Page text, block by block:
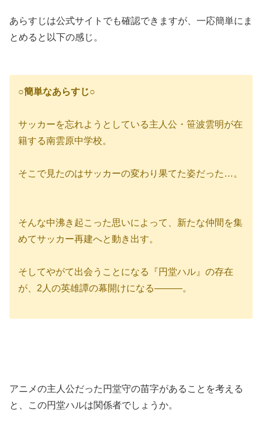
あらすじは公式サイトでも確認できますが、一応簡単にま
とめると以下の感じ。
○簡単なあらすじ○
サッカーを忘れようとしている主人公・笹波雲明が在
籍する南雲原中学校。
そこで見たのはサッカーの変わり果てた姿だった…。
そんな中沸き起こった思いによって、新たな仲間を集
めてサッカー再建へと動き出す。
そしてやがて出会うことになる『円堂ハル』の存在
が、2人の英雄譚の幕開けになる―――。
アニメの主人公だった円堂守の苗字があることを考える
と、この円堂ハルは関係者でしょうか。